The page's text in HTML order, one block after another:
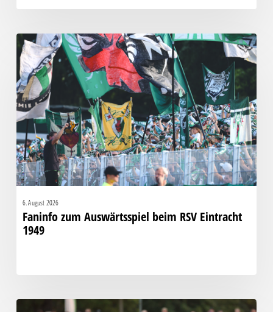
Faninfo
zum
Auswärtsspiel
beim
RSV
Eintracht
6. August 2026
Faninfo zum Auswärtsspiel beim RSV Eintracht
1949